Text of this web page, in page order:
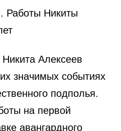
Никиты
Алексеев
значимых событиях
подполья.
на первой
авангардного